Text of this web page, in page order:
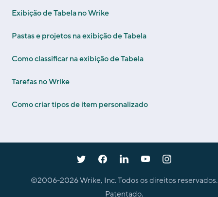
Exibição de Tabela no Wrike
Pastas e projetos na exibição de Tabela
Como classificar na exibição de Tabela
Tarefas no Wrike
Como criar tipos de item personalizado
©2006-2026Wrike, Inc. Todos os direitos reservados.
Patentado.